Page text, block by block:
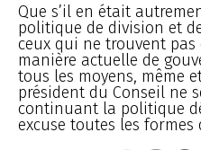
Que s’il en était
politique de division et
ceux qui ne trouvent
manière actuelle de
tous les moyens, même
président du Conseil ne
continuant la politique
excuse toutes les